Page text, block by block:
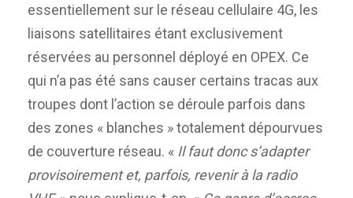
essentiellement sur le réseau cellulaire 4G, les
liaisons satellitaires étant exclusivement
réservées au personnel déployé en OPEX. Ce
qui n’a pas été sans causer certains tracas aux
troupes dont l’action se déroule parfois dans
des zones « blanches » totalement dépourvues
de couverture réseau. « Il faut donc s’adapter
provisoirement et, parfois, revenir à la radio